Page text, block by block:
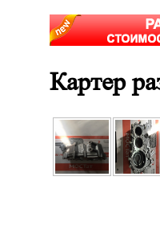
Картер